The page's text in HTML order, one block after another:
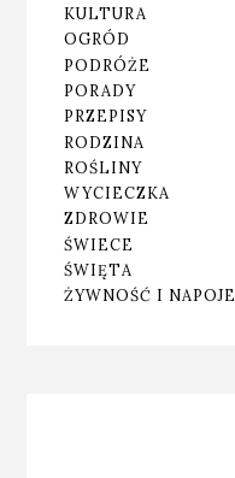
KULTURA
OGRÓD
PODRÓŻE
PORADY
PRZEPISY
RODZINA
ROŚLINY
WYCIECZKA
ZDROWIE
ŚWIECE
ŚWIĘTA
ŻYWNOŚĆ I NAPOJE